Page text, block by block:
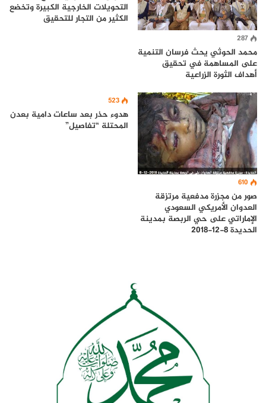
287
محمد الحوثي يحث فرسان التنمية
على المساهمة في تحقيق
أهداف الثورة الزراعية
التحويلات الخارجية الكبيرة وتخضع
الكثير من التجار للتحقيق
610
صور من مجزرة مدفعية مرتزقة
العدوان الأمريكي السعودي
الإماراتي على حي الربصة بمدينة
الحديدة 8-12-2018
523
هدوء حذر بعد ساعات دامية بعدن
المحتلة “تفاصيل”